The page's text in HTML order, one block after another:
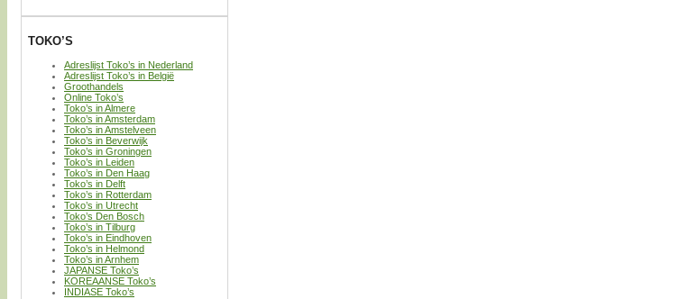
TOKO’S
Adreslijst Toko’s in Nederland
Adreslijst Toko’s in België
Groothandels
Online Toko’s
Toko’s in Almere
Toko’s in Amsterdam
Toko’s in Amstelveen
Toko’s in Beverwijk
Toko’s in Groningen
Toko’s in Leiden
Toko’s in Den Haag
Toko’s in Delft
Toko’s in Rotterdam
Toko’s in Utrecht
Toko’s Den Bosch
Toko’s in Tilburg
Toko’s in Eindhoven
Toko’s in Helmond
Toko’s in Arnhem
JAPANSE Toko’s
KOREAANSE Toko’s
INDIASE Toko’s